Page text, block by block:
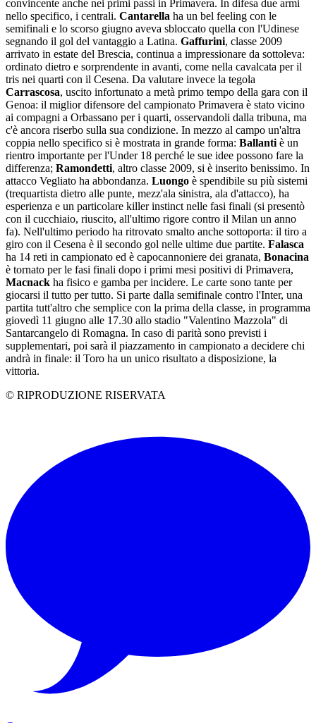
convincente anche nei primi passi in Primavera. In difesa due armi
nello specifico, i centrali. Cantarella ha un bel feeling con le
semifinali e lo scorso giugno aveva sbloccato quella con l'Udinese
segnando il gol del vantaggio a Latina. Gaffurini, classe 2009
arrivato in estate del Brescia, continua a impressionare da sottoleva:
ordinato dietro e sorprendente in avanti, come nella cavalcata per il
tris nei quarti con il Cesena. Da valutare invece la tegola
Carrascosa, uscito infortunato a metà primo tempo della gara con il
Genoa: il miglior difensore del campionato Primavera è stato vicino
ai compagni a Orbassano per i quarti, osservandoli dalla tribuna, ma
c'è ancora riserbo sulla sua condizione. In mezzo al campo un'altra
coppia nello specifico si è mostrata in grande forma: Ballanti è un
rientro importante per l'Under 18 perché le sue idee possono fare la
differenza; Ramondetti, altro classe 2009, si è inserito benissimo. In
attacco Vegliato ha abbondanza. Luongo è spendibile su più sistemi
(trequartista dietro alle punte, mezz'ala sinistra, ala d'attacco), ha
esperienza e un particolare killer instinct nelle fasi finali (si presentò
con il cucchiaio, riuscito, all'ultimo rigore contro il Milan un anno
fa). Nell'ultimo periodo ha ritrovato smalto anche sottoporta: il tiro a
giro con il Cesena è il secondo gol nelle ultime due partite. Falasca
ha 14 reti in campionato ed è capocannoniere dei granata, Bonacina
è tornato per le fasi finali dopo i primi mesi positivi di Primavera,
Macnack ha fisico e gamba per incidere. Le carte sono tante per
giocarsi il tutto per tutto. Si parte dalla semifinale contro l'Inter, una
partita tutt'altro che semplice con la prima della classe, in programma
giovedì 11 giugno alle 17.30 allo stadio "Valentino Mazzola" di
Santarcangelo di Romagna. In caso di parità sono previsti i
supplementari, poi sarà il piazzamento in campionato a decidere chi
andrà in finale: il Toro ha un unico risultato a disposizione, la
vittoria.
© RIPRODUZIONE RISERVATA